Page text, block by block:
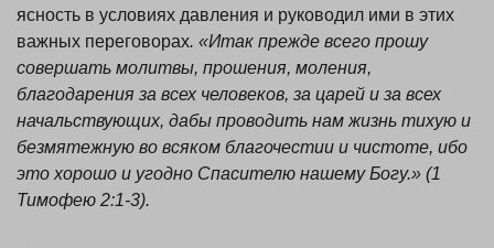
ясность в условиях давления и руководил ими в этих
важных переговорах. «Итак прежде всего прошу
совершать молитвы, прошения, моления,
благодарения за всех человеков, за царей и за всех
начальствующих, дабы проводить нам жизнь тихую и
безмятежную во всяком благочестии и чистоте, ибо
это хорошо и угодно Спасителю нашему Богу.» (1
Тимофею 2:1-3).